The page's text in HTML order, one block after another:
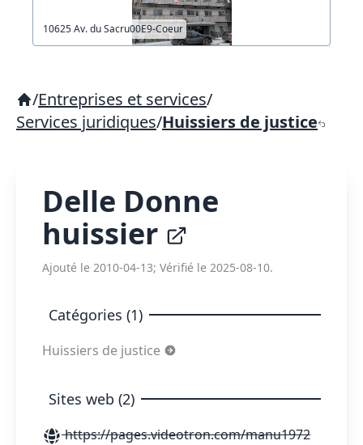
10625 Av. du Sacru00E9-Coeur
/Entreprises et services/
Services juridiques/Huissiers de justice
Delle Donne
huissier
Ajouté le 2010-04-13; Vérifié le 2025-08-10.
Catégories (1)
Huissiers de justice
Sites web (2)
https://pages.videotron.com/manu1972